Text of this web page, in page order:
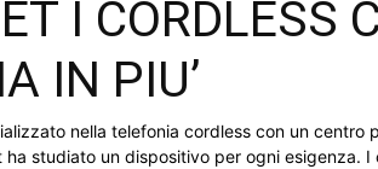
I CORDLESS
IN PIU’
nella telefonia cordless con un centro
ha studiato un dispositivo per ogni esigenza.